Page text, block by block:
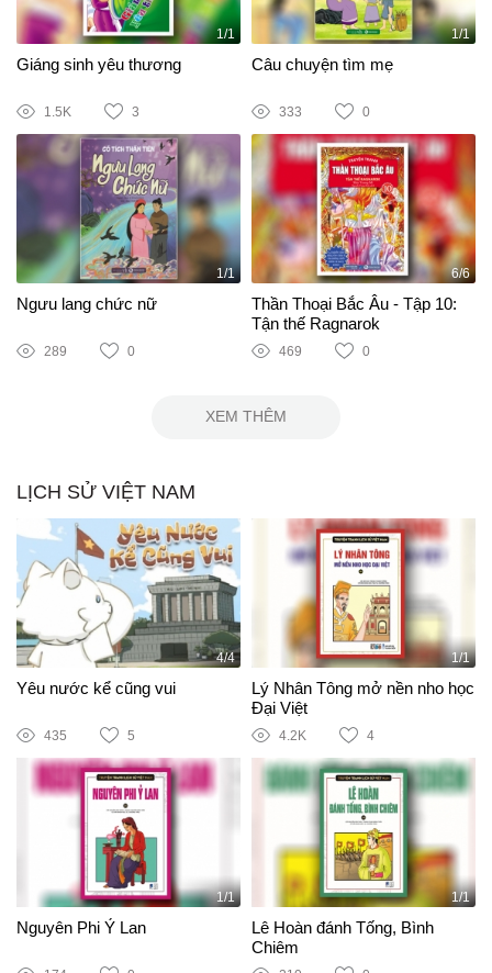
1/1
Giáng sinh yêu thương
1.5K 3
1/1
Câu chuyện tìm mẹ
333 0
1/1
Ngưu lang chức nữ
289 0
6/6
Thần Thoại Bắc Âu - Tập 10:
Tận thế Ragnarok
469 0
XEM THÊM
LỊCH SỬ VIỆT NAM
4/4
Yêu nước kể cũng vui
435 5
1/1
Lý Nhân Tông mở nền nho học
Đại Việt
4.2K 4
1/1
Nguyên Phi Ỷ Lan
1/1
Lê Hoàn đánh Tống, Bình
Chiêm